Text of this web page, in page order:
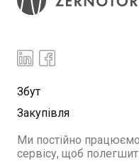
Збут
Закупівля
Ми постійно
сервісу, щоб